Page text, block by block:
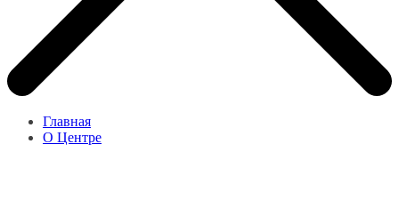
Главная
О Центре